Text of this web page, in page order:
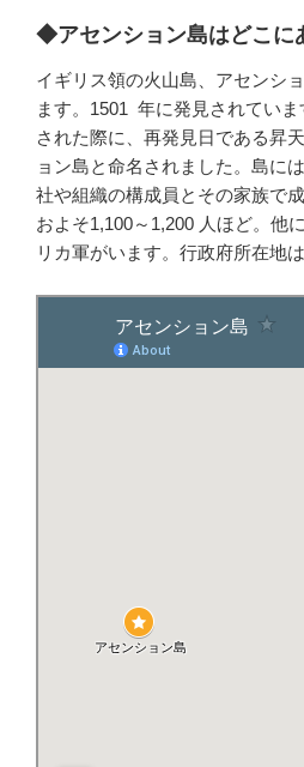
◆アセンション島はどこに
イギリス領の火山島、アセンシ
ます。1501 年に発見されてい
された際に、再発見日である昇
ョン島と命名されました。島に
社や組織の構成員とその家族で
およそ1,100～1,200 人ほど。他
リカ軍がいます。行政府所在地